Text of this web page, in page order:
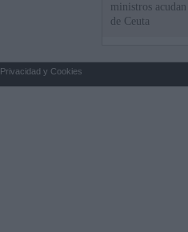
ministros
de Ceuta
Privacidad y Cookies